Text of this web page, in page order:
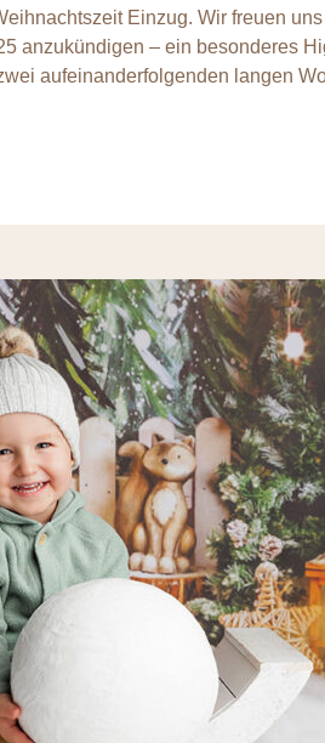
Einzug. Wir freuen
anzukündigen – ein besonderes
aufeinanderfolgenden langen